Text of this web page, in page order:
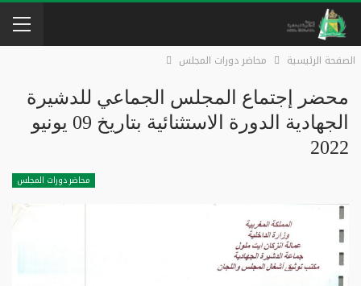
الصفحة الرئيسية محاضر دورات المجلس
محضر إجتماع المجلس الجماعي للدشيرة
الجهادية الدورة الاستثنائية بتاريخ 09 يونيو
2022
محاضر دورات المجلس